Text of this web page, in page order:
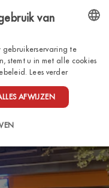
ENGLISH
FRENCH
DUTCH
van
gebruikerservaring te
stemt u in met alle cookies
Lees verder
AFWIJZEN